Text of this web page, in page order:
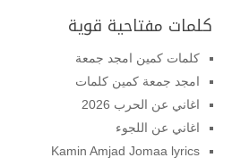
كلمات مفتاحية قوية
كلمات كمين امجد جمعة
امجد جمعة كمين كلمات
اغاني عن الحرب 2026
اغاني عن اللجوء
Kamin Amjad Jomaa lyrics